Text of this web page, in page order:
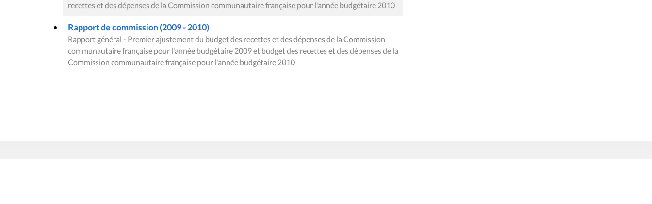
recettes et des dépenses de la Commission communautaire française pour l'année budgétaire 2010
Rapport de commission (2009 - 2010)
Rapport général - Premier ajustement du budget des recettes et des dépenses de la Commission
communautaire française pour l'année budgétaire 2009 et budget des recettes et des dépenses de la
Commission communautaire française pour l'année budgétaire 2010